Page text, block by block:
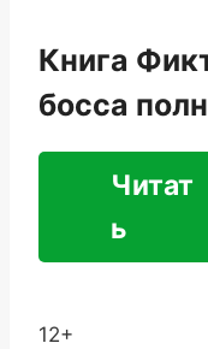
Книга
босса
Читат
ь
12+